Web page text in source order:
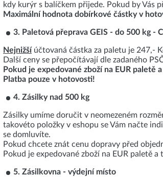
kdy kurýr s balíčkem přijede. Pokud by Vás
Maximální hodnota dobírkové částky v
3. Paletová přeprava GEIS - do 500 kg -
Nejnižší účtovaná částka za paletu je 247,-
Další ceny se přepočítávají dle zadaného
Pokud je expedované zboží na EUR paletě
Platba pouze v hotovosti!
4. Zásilky nad 500 kg
Zásilky umíme doručit v neomezeném
takovéto položky v eshopu se Vám načte
se domluvíte.
Pokud chcete znát cenu dopravy před
Pokud je expedované zboží na EUR paletě
5. Zásilkovna - výdejní místo